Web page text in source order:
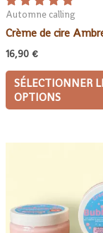
Automne calling
Crème de cire
16,90 €
SÉLECTIONNER
OPTIONS